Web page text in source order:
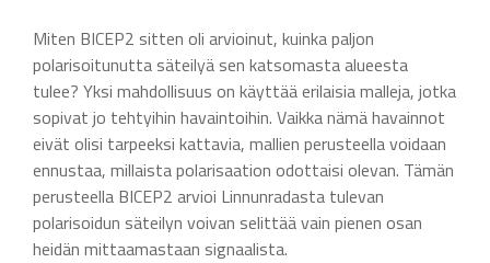
Miten BICEP2 sitten oli arvioinut, kuinka paljon
polarisoitunutta säteilyä sen katsomasta alueesta
tulee? Yksi mahdollisuus on käyttää erilaisia malleja, jotka
sopivat jo tehtyihin havaintoihin. Vaikka nämä havainnot
eivät olisi tarpeeksi kattavia, mallien perusteella voidaan
ennustaa, millaista polarisaation odottaisi olevan. Tämän
perusteella BICEP2 arvioi Linnunradasta tulevan
polarisoidun säteilyn voivan selittää vain pienen osan
heidän mittaamastaan signaalista.